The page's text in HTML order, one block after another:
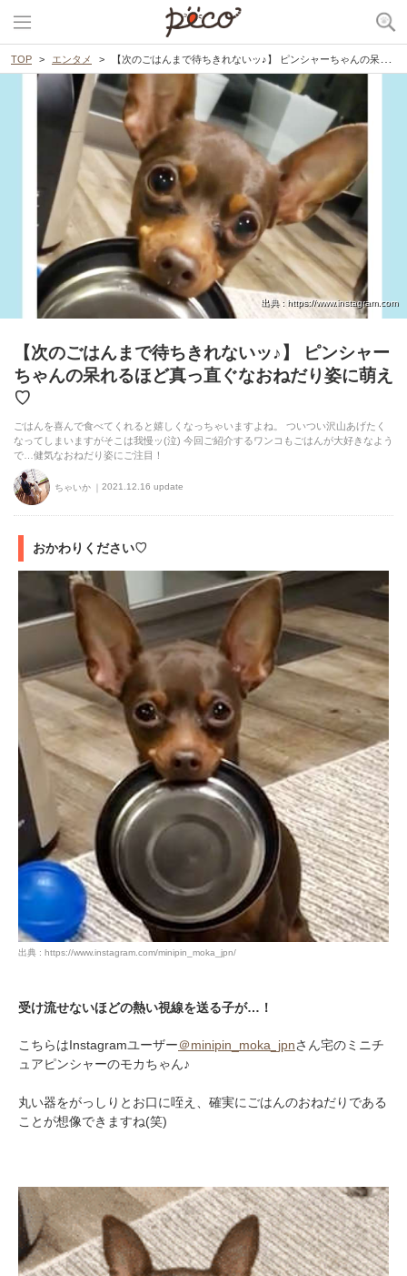
TOP エンタメ 【次のごはんまで待ちきれないッ♪】 ピンシャーちゃんの呆れるほど真っ直ぐなおねだり姿に萌え♡
出典 : https://www.instagram.com
【次のごはんまで待ちきれないッ♪】 ピンシャー
ちゃんの呆れるほど真っ直ぐなおねだり姿に萌え
♡
ごはんを喜んで食べてくれると嬉しくなっちゃいますよね。 ついつい沢山あげたく
なってしまいますがそこは我慢ッ(泣) 今回ご紹介するワンコもごはんが大好きなよう
で…健気なおねだり姿にご注目！
ちゃいか 2021.12.16 update
おかわりください♡
出典 : https://www.instagram.com/minipin_moka_jpn/
受け流せないほどの熱い視線を送る子が…！
こちらはInstagramユーザー＠minipin_moka_jpnさん宅のミニチ
ュアピンシャーのモカちゃん♪
丸い器をがっしりとお口に咥え、確実にごはんのおねだりである
ことが想像できますね(笑)